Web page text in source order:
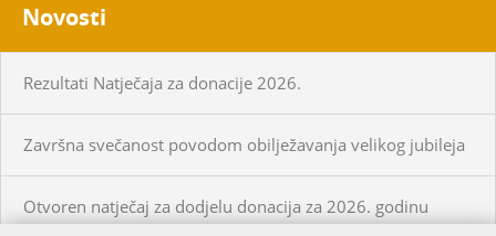
Novosti
Rezultati Natječaja za donacije 2026.
Završna svečanost povodom obilježavanja velikog jubileja
Otvoren natječaj za dodjelu donacija za 2026. godinu